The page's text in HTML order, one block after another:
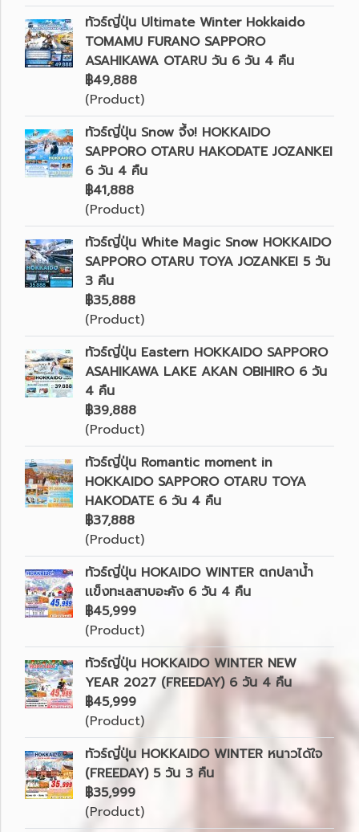
ทัวร์ญี่ปุ่น Ultimate Winter Hokkaido
TOMAMU FURANO SAPPORO
ASAHIKAWA OTARU วัน 6 วัน 4 คืน
฿49,888
(Product)
ทัวร์ญี่ปุ่น Snow จึ้ง! HOKKAIDO
SAPPORO OTARU HAKODATE JOZANKEI
6 วัน 4 คืน
฿41,888
(Product)
ทัวร์ญี่ปุ่น White Magic Snow HOKKAIDO
SAPPORO OTARU TOYA JOZANKEI 5 วัน
3 คืน
฿35,888
(Product)
ทัวร์ญี่ปุ่น Eastern HOKKAIDO SAPPORO
ASAHIKAWA LAKE AKAN OBIHIRO 6 วัน
4 คืน
฿39,888
(Product)
ทัวร์ญี่ปุ่น Romantic moment in
HOKKAIDO SAPPORO OTARU TOYA
HAKODATE 6 วัน 4 คืน
฿37,888
(Product)
ทัวร์ญี่ปุ่น HOKAIDO WINTER ตกปลาน้ำ
เเข็งทะเลสาบอะคัง 6 วัน 4 คืน
฿45,999
(Product)
ทัวร์ญี่ปุ่น HOKKAIDO WINTER NEW
YEAR 2027 (FREEDAY) 6 วัน 4 คืน
฿45,999
(Product)
ทัวร์ญี่ปุ่น HOKKAIDO WINTER หนาวได้ใจ
(FREEDAY) 5 วัน 3 คืน
฿35,999
(Product)